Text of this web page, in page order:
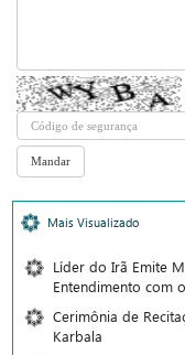
Mais Visualizado
Líder do Irã Emite
Entendimento com
Cerimônia de
Karbala